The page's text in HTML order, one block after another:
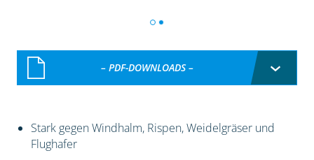
– PDF-DOWNLOADS –
Stark gegen Windhalm, Rispen, Weidelgräser und
Flughafer